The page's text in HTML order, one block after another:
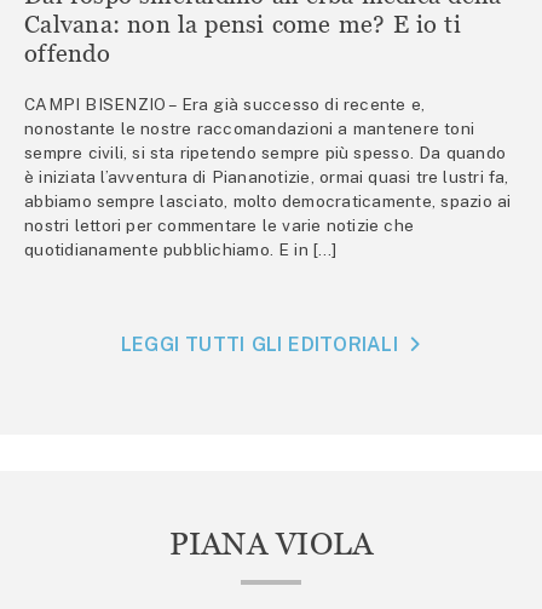
Calvana: non la pensi come me? E io ti
offendo
CAMPI BISENZIO – Era già successo di recente e,
nonostante le nostre raccomandazioni a mantenere toni
sempre civili, si sta ripetendo sempre più spesso. Da quando
è iniziata l’avventura di Piananotizie, ormai quasi tre lustri fa,
abbiamo sempre lasciato, molto democraticamente, spazio ai
nostri lettori per commentare le varie notizie che
quotidianamente pubblichiamo. E in […]
LEGGI TUTTI GLI EDITORIALI
PIANA VIOLA